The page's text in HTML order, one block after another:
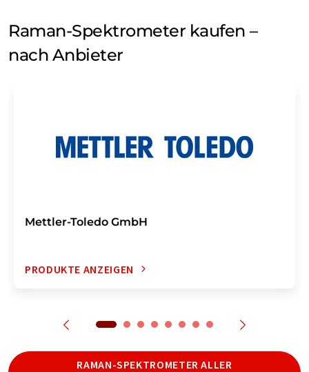
Raman-Spektrometer kaufen –
nach Anbieter
Mettler-Toledo GmbH
PRODUKTE ANZEIGEN
RAMAN-SPEKTROMETER ALLER